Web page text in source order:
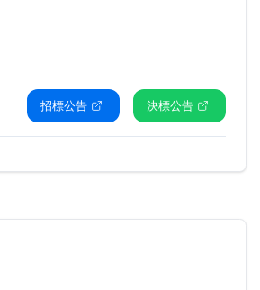
招標公告 決標公告